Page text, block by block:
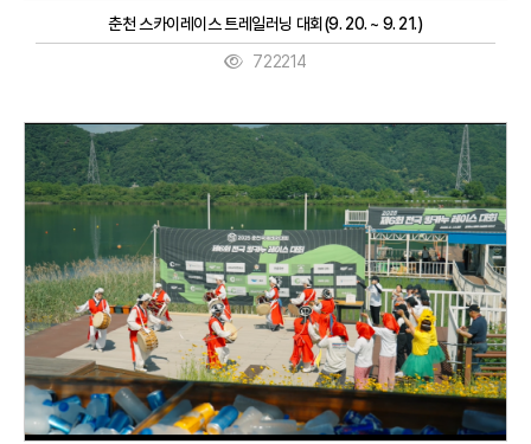
춘천 스카이레이스 트레일러닝 대회(9. 20. ~ 9. 21.)
722214